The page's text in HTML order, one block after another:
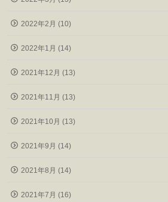
2022年2月 (10)
2022年1月 (14)
2021年12月 (13)
2021年11月 (13)
2021年10月 (13)
2021年9月 (14)
2021年8月 (14)
2021年7月 (16)